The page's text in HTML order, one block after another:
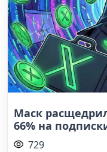
Маск
66% на
729